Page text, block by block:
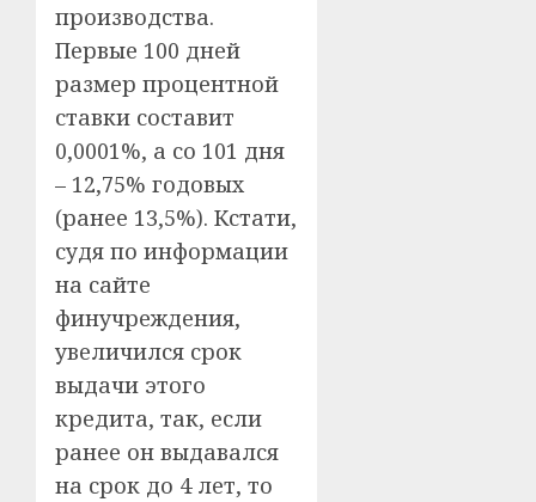
производства.
Первые 100 дней
размер процентной
ставки составит
0,0001%, а со 101 дня
– 12,75% годовых
(ранее 13,5%). Кстати,
судя по информации
на сайте
финучреждения,
увеличился срок
выдачи этого
кредита, так, если
ранее он выдавался
на срок до 4 лет, то